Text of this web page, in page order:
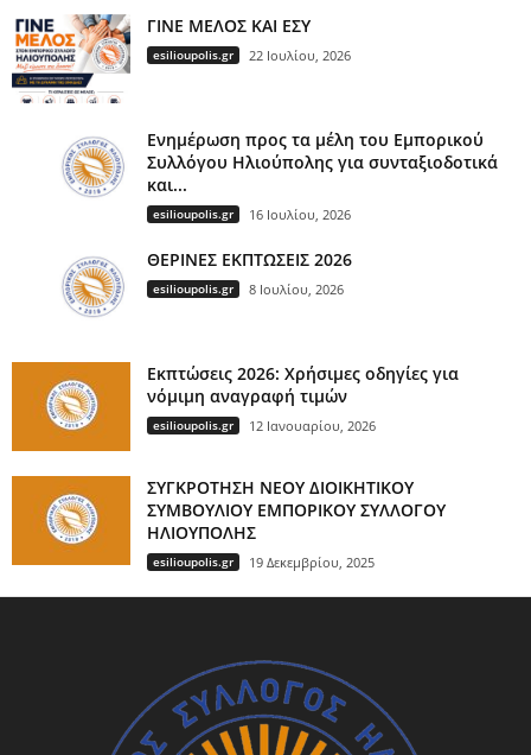
ΓΙΝΕ ΜΕΛΟΣ ΚΑΙ ΕΣΥ
esilioupolis.gr 22 Ιουλίου, 2026
Ενημέρωση προς τα μέλη του Εμπορικού
Συλλόγου Ηλιούπολης για συνταξιοδοτικά
και...
esilioupolis.gr 16 Ιουλίου, 2026
ΘΕΡΙΝΕΣ ΕΚΠΤΩΣΕΙΣ 2026
esilioupolis.gr 8 Ιουλίου, 2026
Εκπτώσεις 2026: Χρήσιμες οδηγίες για
νόμιμη αναγραφή τιμών
esilioupolis.gr 12 Ιανουαρίου, 2026
ΣΥΓΚΡΟΤΗΣΗ ΝΕΟΥ ΔΙΟΙΚΗΤΙΚΟΥ
ΣΥΜΒΟΥΛΙΟΥ ΕΜΠΟΡΙΚΟΥ ΣΥΛΛΟΓΟΥ
ΗΛΙΟΥΠΟΛΗΣ
esilioupolis.gr 19 Δεκεμβρίου, 2025